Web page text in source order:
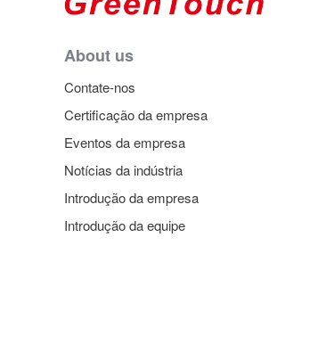
About us
Contate-nos
Certificação da empresa
Eventos da empresa
Notícias da indústria
Introdução da empresa
Introdução da equipe